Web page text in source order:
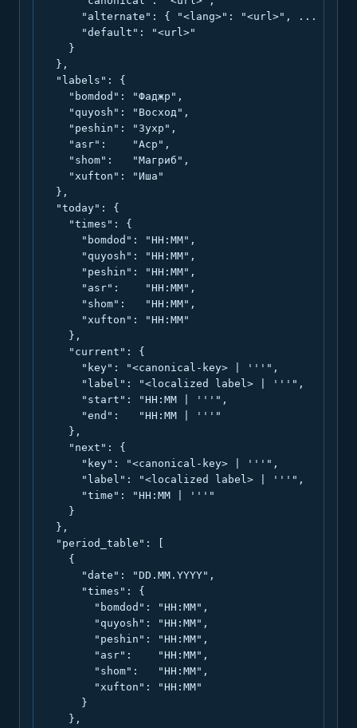
      "alternate": { "<lang>": "<url>", ... },
      "default": "<url>"
    }
  },
  "labels": {
    "bomdod": "Фаджр",
    "quyosh": "Восход",
    "peshin": "Зухр",
    "asr":    "Аср",
    "shom":   "Магриб",
    "xufton": "Иша"
  },
  "today": {
    "times": {
      "bomdod": "HH:MM",
      "quyosh": "HH:MM",
      "peshin": "HH:MM",
      "asr":    "HH:MM",
      "shom":   "HH:MM",
      "xufton": "HH:MM"
    },
    "current": {
      "key": "<canonical-key> | '''",
      "label": "<localized label> | '''",
      "start": "HH:MM | '''",
      "end":   "HH:MM | '''"
    },
    "next": {
      "key": "<canonical-key> | '''",
      "label": "<localized label> | '''",
      "time": "HH:MM | '''"
    }
  },
  "period_table": [
    {
      "date": "DD.MM.YYYY",
      "times": {
        "bomdod": "HH:MM",
        "quyosh": "HH:MM",
        "peshin": "HH:MM",
        "asr":    "HH:MM",
        "shom":   "HH:MM",
        "xufton": "HH:MM"
      }
    },